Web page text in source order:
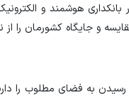
بانکداری هوشمند و
و جایگاه کشورمان را
به فضای مطلوب را